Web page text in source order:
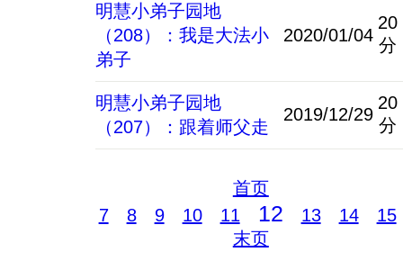
明慧小弟子园地
（208）：我是大法小
弟子
2020/01/04
20
分
明慧小弟子园地
（207）：跟着师父走
2019/12/29
20
分
首页
7
8 9 10 11 12 13 14
15
末页